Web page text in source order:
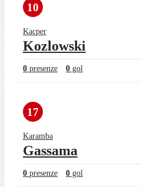
10
Kacper
Kozlowski
0 presenze 0 gol
17
Karamba
Gassama
0 presenze 0 gol